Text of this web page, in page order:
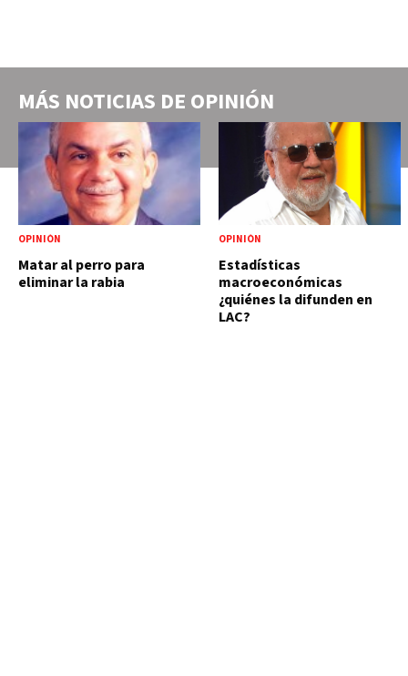
MÁS NOTICIAS DE OPINIÓN
OPINIÓN
Matar al perro para
eliminar la rabia
OPINIÓN
Estadísticas
macroeconómicas
¿quiénes la difunden en
LAC?